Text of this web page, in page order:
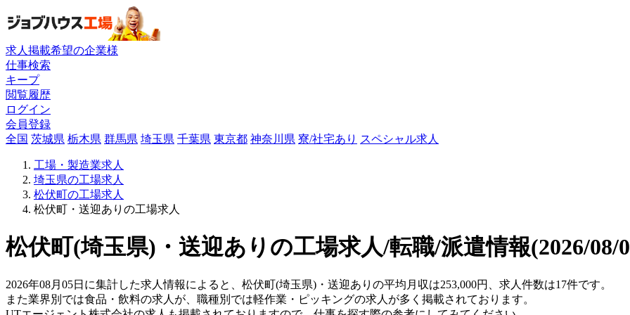
求人掲載希望の企業様
仕事検索
キープ
閲覧履歴
ログイン
会員登録
全国 茨城県 栃木県 群馬県 埼玉県 千葉県 東京都 神奈川県 寮/社宅あり スペシャル求人
工場・製造業求人
埼玉県の工場求人
松伏町の工場求人
松伏町・送迎ありの工場求人
松伏町(埼玉県)・送迎ありの工場求人/転職/派遣情報(2026/08/
2026年08月05日に集計した求人情報によると、松伏町(埼玉県)・送迎ありの平均月収は253,000円、求人件数は17件です。
また業界別では食品・飲料の求人が、職種別では軽作業・ピッキングの求人が多く掲載されております。